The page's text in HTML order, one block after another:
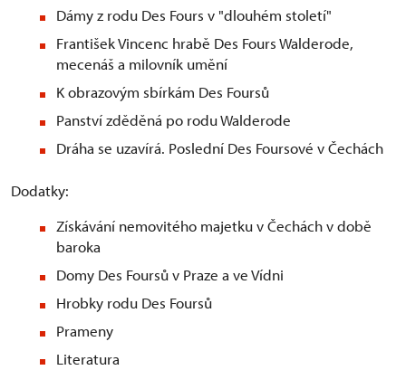
Dámy z rodu Des Fours v "dlouhém století"
František Vincenc hrabě Des Fours Walderode,
mecenáš a milovník umění
K obrazovým sbírkám Des Foursů
Panství zděděná po rodu Walderode
Dráha se uzavírá. Poslední Des Foursové v Čechách
Dodatky:
Získávání nemovitého majetku v Čechách v době
baroka
Domy Des Foursů v Praze a ve Vídni
Hrobky rodu Des Foursů
Prameny
Literatura